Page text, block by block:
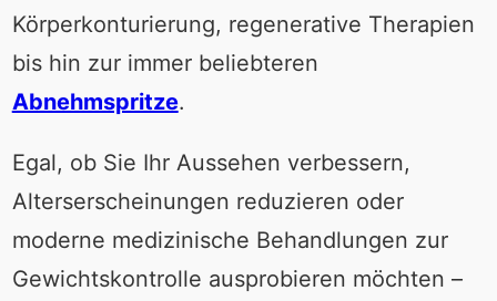
Körperkonturierung, regenerative Therapien
bis hin zur immer beliebteren
Abnehmspritze.
Egal, ob Sie Ihr Aussehen verbessern,
Alterserscheinungen reduzieren oder
moderne medizinische Behandlungen zur
Gewichtskontrolle ausprobieren möchten –